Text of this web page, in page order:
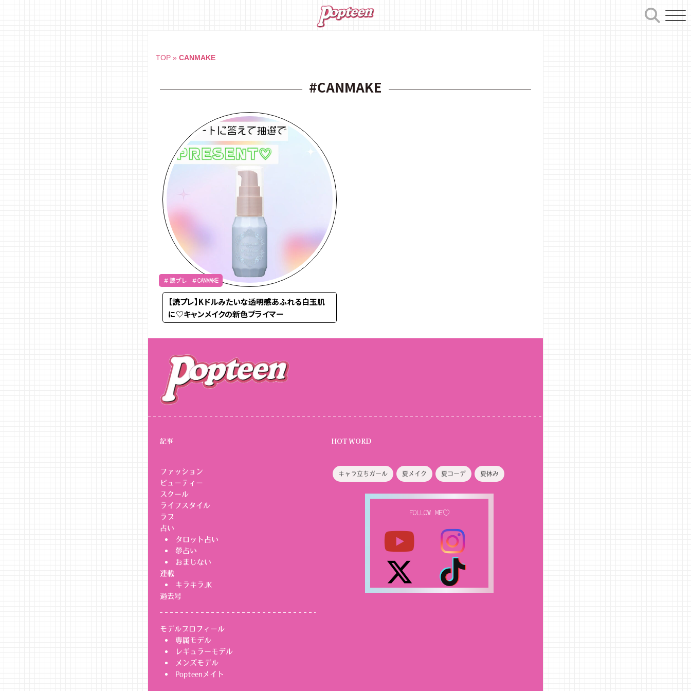
TOP »CANMAKE
#CANMAKE
＃読プレ ＃CANMAKE
【読プレ】Kドルみたいな透明感あふれる白玉肌
に♡キャンメイクの新色プライマー
記事
ファッション
ビューティー
スクール
ライフスタイル
ラブ
占い
タロット占い
夢占い
おまじない
連載
キラキラJK
過去号
モデルプロフィール
専属モデル
レギュラーモデル
メンズモデル
Popteenメイト
HOT WORD
キャラ立ちガール 夏メイク 夏コーデ 夏休み
FOLLOW ME♡